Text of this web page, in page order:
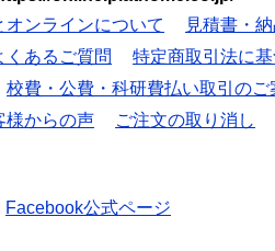
オンラインについて
見積書・
くあるご質問
特定商取引法に
校費・公費・科研費払い取引のご
様からの声 ご注文の取り消し
Facebook公式ページ